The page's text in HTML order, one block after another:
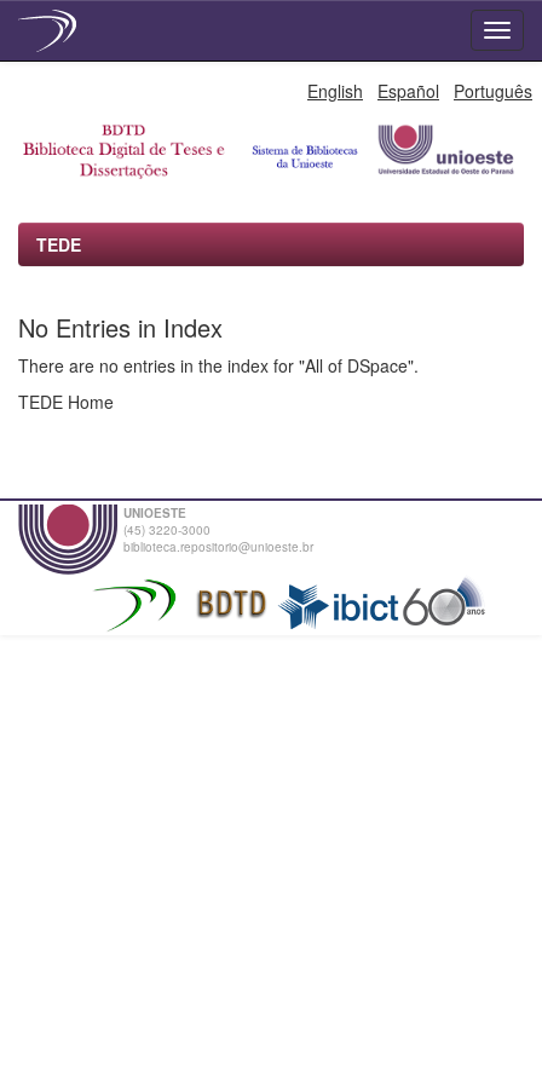
English Español Português
TEDE
No Entries in Index
There are no entries in the index for "All of DSpace".
TEDE Home
UNIOESTE
(45) 3220-3000
biblioteca.repositorio@unioeste.br